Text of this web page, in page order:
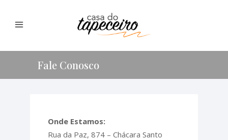
Fale Conosco
Onde Estamos:
Rua da Paz, 874 – Chácara Santo